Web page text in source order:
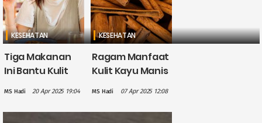
KESEHATAN
Tiga Makanan
Ini Bantu Kulit
MS Hadi 20 Apr 2025 19:04
KESEHATAN
Ragam Manfaat
Kulit Kayu Manis
Kesehatan,
Salah Satunya
MS Hadi 07 Apr 2025 12:08